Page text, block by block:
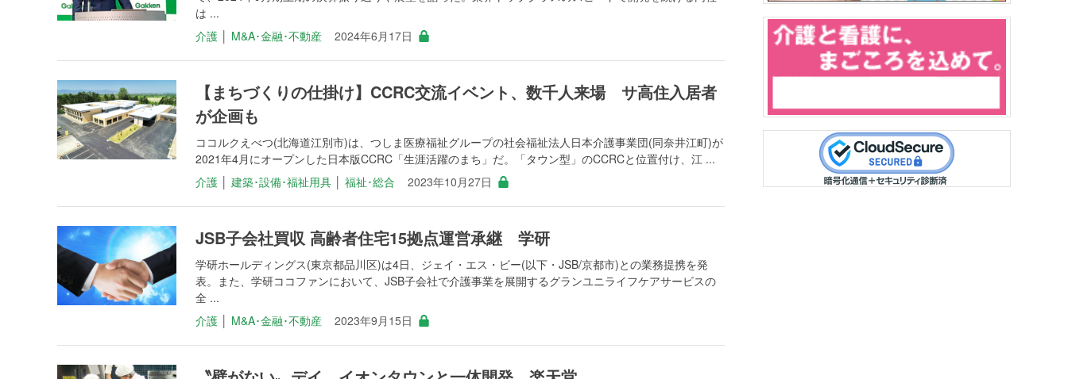
は ...
介護
M&A･金融･不動産 2024年6月17日
【まちづくりの仕掛け】CCRC交流イベント、数千人来場 サ高住入居者
が企画も
ココルクえべつ(北海道江別市)は、つしま医療福祉グループの社会福祉法人日本介護事業団(同奈井江町)が
2021年4月にオープンした日本版CCRC「生涯活躍のまち」だ。「タウン型」のCCRCと位置付け、江 ...
介護
建築･設備･福祉用具 福祉･総合 2023年10月27日
JSB子会社買収 高齢者住宅15拠点運営承継 学研
学研ホールディングス(東京都品川区)は4日、ジェイ・エス・ビー(以下・JSB/京都市)との業務提携を発
表。また、学研ココファンにおいて、JSB子会社で介護事業を展開するグランユニライフケアサービスの
全 ...
介護
M&A･金融･不動産 2023年9月15日